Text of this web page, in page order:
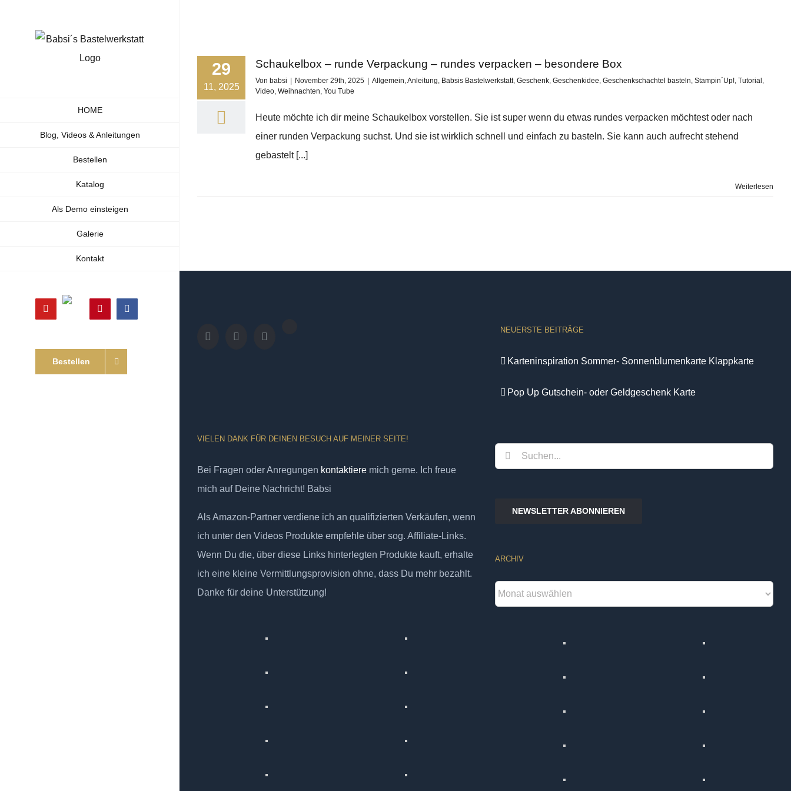
HOME
Blog, Videos & Anleitungen
Bestellen
Katalog
Als Demo einsteigen
Galerie
Kontakt
YouTube
Shop
PinterestFacebook
Bestellen
29
11, 2025
Schaukelbox – runde Verpackung – rundes verpacken – besondere Box
Von babsi November 29th, 2025 Allgemein,Anleitung, Babsis Bastelwerkstatt, Geschenk, Geschenkidee, Geschenkschachtel basteln, Stampin´Up!, Tutorial ,
Video, Weihnachten, You Tube
Heute möchte ich dir meine Schaukelbox vorstellen. Sie ist super wenn du etwas rundes verpacken möchtest oder nach
einer runden Verpackung suchst. Und sie ist wirklich schnell und einfach zu basteln. Sie kann auch aufrecht stehend
gebastelt [...]
Weiterlesen
VIELEN DANK FÜR DEINEN BESUCH AUF MEINER SEITE!
Bei Fragen oder Anregungen kontaktiere mich gerne. Ich freue
mich auf Deine Nachricht! Babsi
Als Amazon-Partner verdiene ich an qualifizierten Verkäufen, wenn
ich unter den Videos Produkte empfehle über sog. Affiliate-Links.
Wenn Du die, über diese Links hinterlegten Produkte kauft, erhalte
ich eine kleine Vermittlungsprovision ohne, dass Du mehr bezahlt.
Danke für deine Unterstützung!
NEUERSTE BEITRÄGE
Karteninspiration Sommer- Sonnenblumenkarte Klappkarte
Pop Up Gutschein- oder Geldgeschenk Karte
Suche
nach:
NEWSLETTER ABONNIEREN
ARCHIV
Archiv